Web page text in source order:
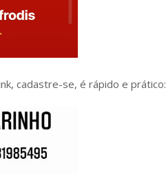
cadastre-se, é rápido e prático: